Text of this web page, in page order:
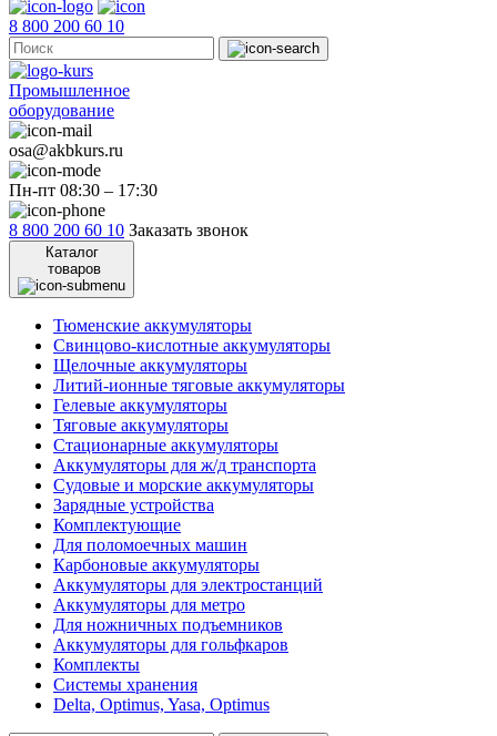
8 800 200 60 10
Промышленное
оборудование
osa@akbkurs.ru
Пн-пт 08:30 – 17:30
8 800 200 60 10 Заказать звонок
Каталог
товаров
Тюменские аккумуляторы
Свинцово-кислотные аккумуляторы
Щелочные аккумуляторы
Литий-ионные тяговые аккумуляторы
Гелевые аккумуляторы
Тяговые аккумуляторы
Стационарные аккумуляторы
Аккумуляторы для ж/д транспорта
Судовые и морские аккумуляторы
Зарядные устройства
Комплектующие
Для поломоечных машин
Карбоновые аккумуляторы
Аккумуляторы для электростанций
Аккумуляторы для метро
Для ножничных подъемников
Аккумуляторы для гольфкаров
Комплекты
Системы хранения
Delta, Optimus, Yasa, Optimus